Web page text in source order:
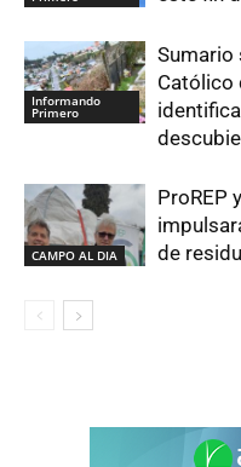
Informando
Primero
Sumario
Católico
CAMPO AL DIA
ProREP
de